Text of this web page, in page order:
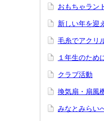
おもちゃラン
新しい年を迎
毛糸でアクリ
１年生のため
クラブ活動
換気扇・扇風
みなとみらい